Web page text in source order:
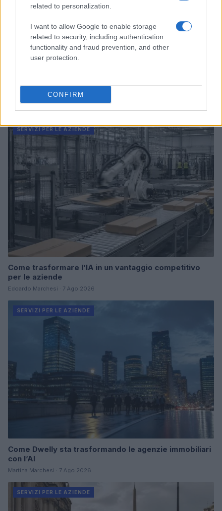
related to personalization.
I want to allow Google to enable storage
related to security, including authentication
functionality and fraud prevention, and other
user protection.
CONFIRM
Continua a leggere
SERVIZI PER LE AZIENDE
Come trasformare l’IA in un vantaggio competitivo
per le aziende
Edoardo Marchesi · 7 Ago 2026
SERVIZI PER LE AZIENDE
Come Dwelly sta trasformando le agenzie immobiliari
con l’AI
Martina Marchesi · 7 Ago 2026
SERVIZI PER LE AZIENDE